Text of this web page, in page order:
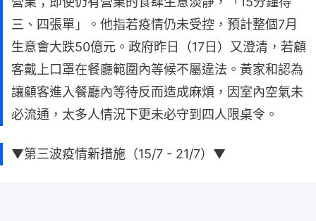
三、四張單」。他指若疫情仍未受控，預計整個7月
生意會大跌50億元。政府昨日（17日）又澄清，若顧
客戴上口罩在餐廳範圍內等候不屬違法。黃家和認為
讓顧客進入餐廳內等待反而造成麻煩，因室內空氣未
必流通，太多人情況下更未必守到四人限桌令。
▼第三波疫情新措施（15/7 - 21/7）▼